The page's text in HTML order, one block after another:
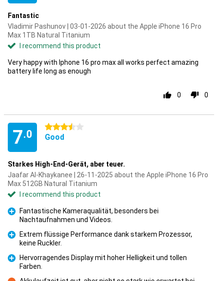
Fantastic
Vladimir Pashunov | 03-01-2026 about the Apple iPhone 16 Pro
Max 1TB Natural Titanium
I recommend this product
Very happy with Iphone 16 pro max all works perfect amazing
battery life long as enough
0 0
7.0
3.5 stars
Good
Starkes High-End-Gerät, aber teuer.
Jaafar Al-Khaykanee | 26-11-2025 about the Apple iPhone 16 Pro
Max 512GB Natural Titanium
I recommend this product
Fantastische Kameraqualität, besonders bei
Nachtaufnahmen und Videos.
Extrem flüssige Performance dank starkem Prozessor,
keine Ruckler.
Hervorragendes Display mit hoher Helligkeit und tollen
Farben.